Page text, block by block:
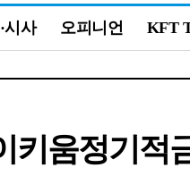
시사 오피니언 KFT
움정기적